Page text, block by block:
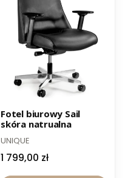
-12% z kodem PROMO12
Fotel biurowy Sail
skóra natrualna
UNIQUE
1 799,00 zł